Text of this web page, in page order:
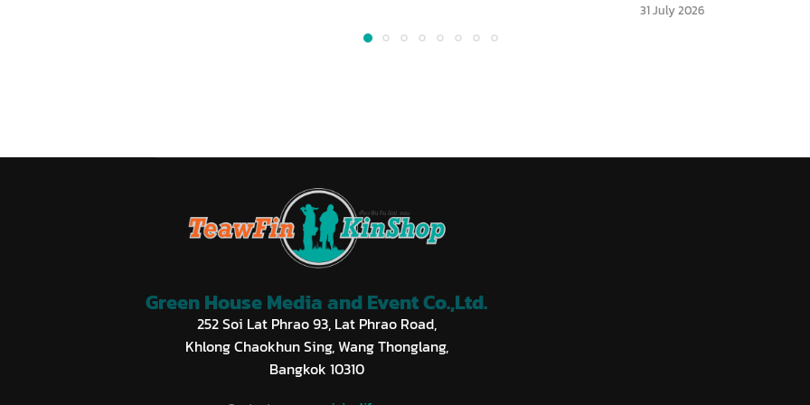
31 July 2026
Green House Media and Event Co.,Ltd.
252 Soi Lat Phrao 93, Lat Phrao Road,
Khlong Chaokhun Sing, Wang Thonglang,
Bangkok 10310